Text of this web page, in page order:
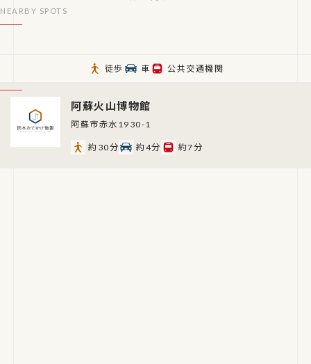
徒歩 車 公共交通機関
阿蘇火山博物館
阿蘇市赤水1930-1
約30分 約4分 約7分